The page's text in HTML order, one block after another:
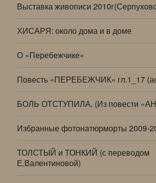
Выставка живописи
ХИСАРЯ: около дома и в доме
О «Перебежчике»
Повесть «ПЕРЕБЕЖЧИК» гл.1_17
БОЛЬ ОТСТУПИЛА. (Из повести
Избранные фотонатюрморты 2009-
ТОЛСТЫЙ и ТОНКИЙ (с переводом
Е.Валентиновой)